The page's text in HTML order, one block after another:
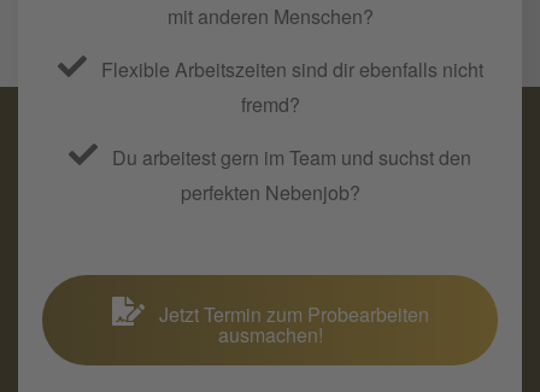
mit anderen Menschen?
Flexible Arbeitszeiten sind dir ebenfalls nicht
fremd?
Du arbeitest gern im Team und suchst den
perfekten Nebenjob?
Jetzt Termin zum Probearbeiten
ausmachen!